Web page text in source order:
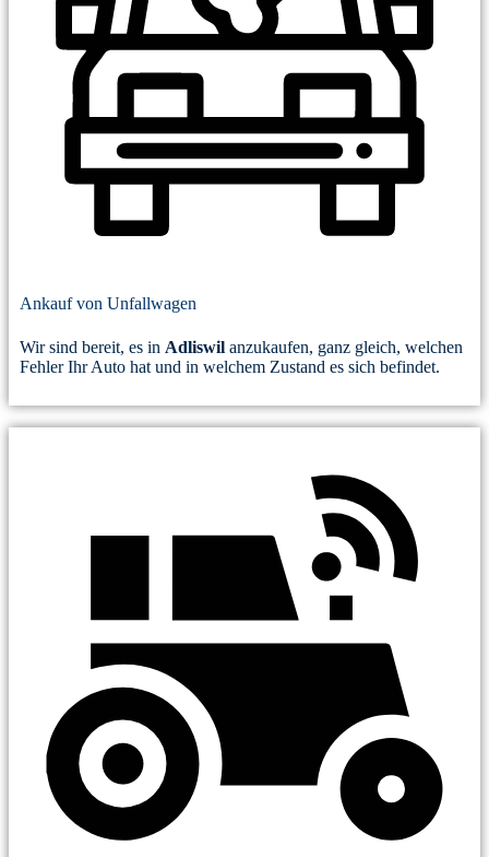
Ankauf von Unfallwagen
Wir sind bereit, es in Adliswil anzukaufen, ganz gleich, welchen
Fehler Ihr Auto hat und in welchem Zustand es sich befindet.